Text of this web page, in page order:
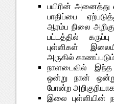
பயிரின் அனைத்து
பாதிப்பை
ஆரம்ப நிலை
பட்டத்தில்
புள்ளிகள்
அருகில்
நாளடைவில் இந்த
ஒன்று நான்
போன்ற
இலை புள்ளியின்